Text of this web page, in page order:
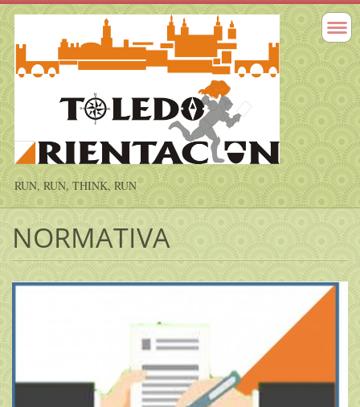
RUN, RUN, THINK, RUN
NORMATIVA